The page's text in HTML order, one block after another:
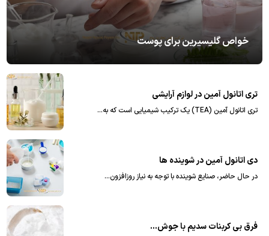
خواص گلیسیرین برای پوست
تری اتانول آمین در لوازم آرایشی
تری اتانول آمین (TEA) یک ترکیب شیمیایی است که به…
دی اتانول آمین در شوینده ها
در حال حاضر، صنایع شوینده با توجه به نیاز روزافزون…
فرق بی کربنات سدیم با جوش شیرین